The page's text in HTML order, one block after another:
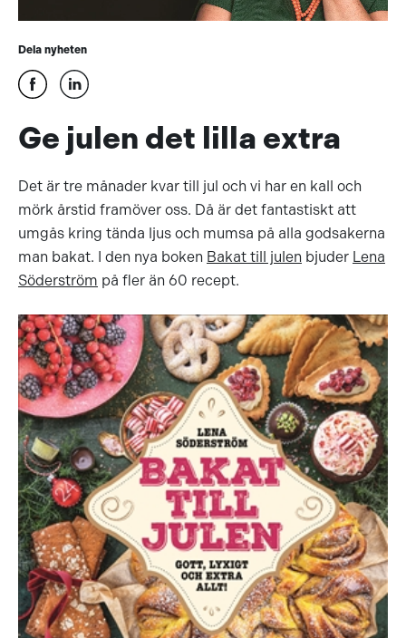
Dela nyheten
Ge julen det lilla extra
Det är tre månader kvar till jul och vi har en kall och
mörk årstid framöver oss. Då är det fantastiskt att
umgås kring tända ljus och mumsa på alla godsakerna
man bakat. I den nya boken Bakat till julen bjuder Lena
Söderström på fler än 60 recept.